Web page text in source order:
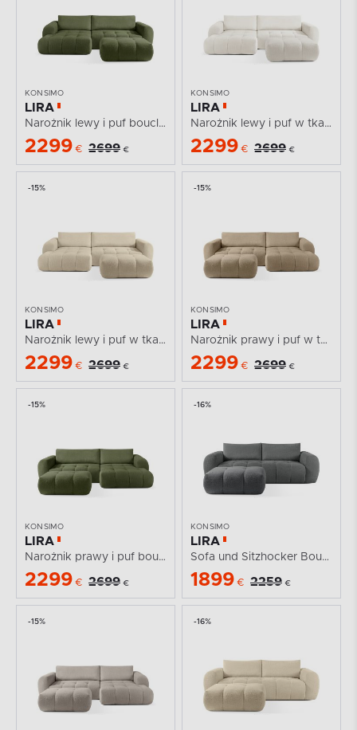
KONSIMO
LIRA
Narożnik lewy i puf boucle oliwkowy
2299 € 2699 €
KONSIMO
LIRA
Narożnik lewy i puf w tkaninie boucle biały
2299 € 2699 €
-15%
KONSIMO
LIRA
Narożnik lewy i puf w tkaninie boucle jasny beżowy
2299 € 2699 €
-15%
KONSIMO
LIRA
Narożnik prawy i puf w tkaninie boucle beżowy
2299 € 2699 €
-15%
KONSIMO
LIRA
Narożnik prawy i puf boucle oliwkowy
2299 € 2699 €
-16%
KONSIMO
LIRA
Sofa und Sitzhocker Boucle dunkelgrau
1899 € 2259 €
-15% -16%